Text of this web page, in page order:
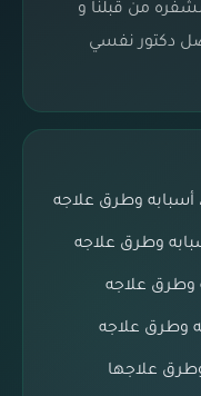
من قبلنا و
دكتور نفسي
وطرق علاجه
وطرق علاجه
وطرق علاجه
وطرق علاجه
علاجها